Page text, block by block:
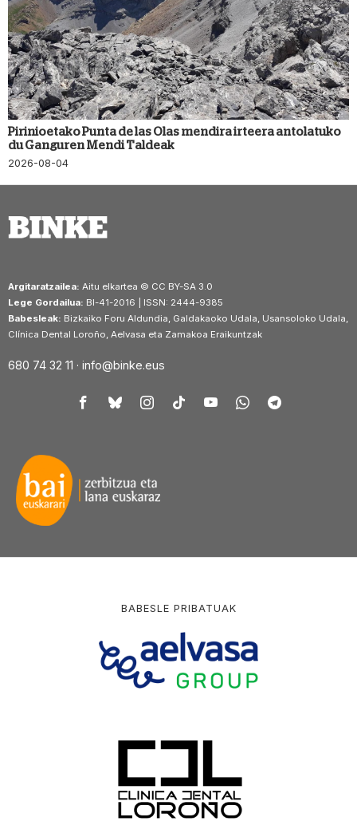
Pirinioetako Punta de las Olas mendira irteera antolatuko
du Ganguren Mendi Taldeak
2026-08-04
Argitaratzailea: Aitu elkartea © CC BY-SA 3.0
Lege Gordailua: BI-41-2016 | ISSN: 2444-9385
Babesleak: Bizkaiko Foru Aldundia, Galdakaoko Udala, Usansoloko Udala,
Clínica Dental Loroño, Aelvasa eta Zamakoa Eraikuntzak
680 74 32 11 · info@binke.eus
BABESLE PRIBATUAK